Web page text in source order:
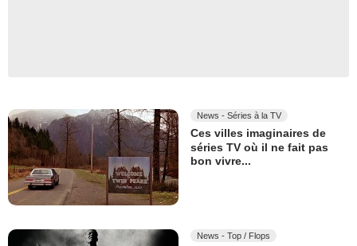
News - Séries à la TV
Ces villes imaginaires de
séries TV où il ne fait pas
bon vivre...
News - Top / Flops